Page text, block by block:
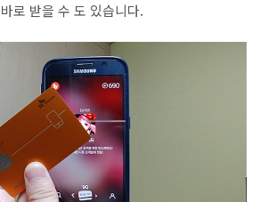
로 받을 수 도 있습니다.